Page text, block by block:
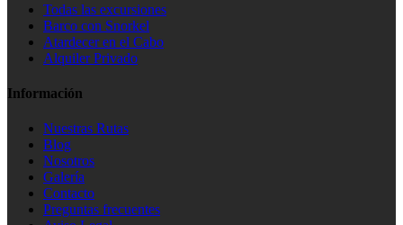
Todas las excursiones
Barco con Snorkel
Atardecer en el Cabo
Alquiler Privado
Información
Nuestras Rutas
Blog
Nosotros
Galería
Contacto
Preguntas frecuentes